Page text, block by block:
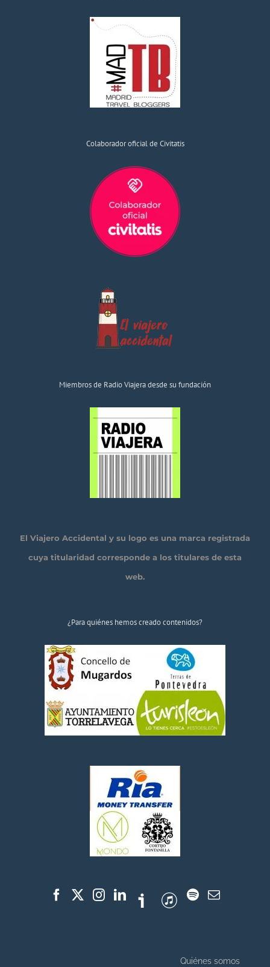
Colaborador oficial de Civitatis
Miembros de Radio Viajera desde su fundación
El Viajero Accidental y su logo es una marca registrada
cuya titularidad corresponde a los titulares de esta
web.
¿Para quiénes hemos creado contenidos?
Quiénes somos